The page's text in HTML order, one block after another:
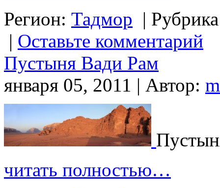
Регион: Тадмор |
| Оставьте комментарий
Пустыня Вади Рам
января 05, 2011 | Автор:
читать полностью…